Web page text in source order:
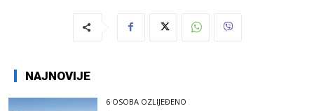
NAJNOVIJE
6 OSOBA OZLIJEĐENO